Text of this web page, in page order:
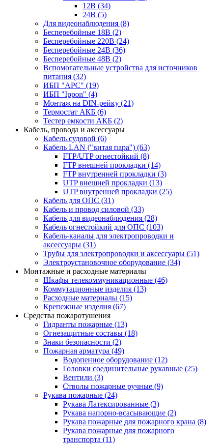
12В (34)
24В (5)
Для видеонаблюдения (8)
Бесперебойные 18В (2)
Бесперебойные 220В (24)
Бесперебойные 24В (36)
Бесперебойные 48В (2)
Вспомогательные устройства для источников
питания (32)
ИБП "APC" (19)
ИБП "Ippon" (4)
Монтаж на DIN-рейку (21)
Термостат АКБ (6)
Тестер емкости АКБ (2)
Кабель, провода и аксессуары
Кабель судовой (6)
Кабель LAN ("витая пара") (63)
FTP/UTP огнестойкий (8)
FTP внешней прокладки (14)
FTP внутренней прокладки (3)
UTP внешней прокладки (13)
UTP внутренней прокладки (25)
Кабель для ОПС (31)
Кабель и провод силовой (33)
Кабель для видеонаблюдения (28)
Кабель огнестойкий для ОПС (103)
Кабель-каналы для электропроводки и
аксессуары (31)
Трубы для электропроводки и аксессуары (51)
Электроустановочное оборудование (34)
Монтажные и расходные материалы
Шкафы телекоммуникационные (46)
Коммутационные изделия (13)
Расходные материалы (15)
Крепежные изделия (67)
Средства пожаротушения
Гидранты пожарные (13)
Огнезащитные составы (18)
Знаки безопасности (2)
Пожарная арматура (49)
Водопенное оборудование (12)
Головки соединительные рукавные (25)
Вентили (3)
Стволы пожарные ручные (9)
Рукава пожарные (24)
Рукава Латексированные (3)
Рукава напорно-всасывающие (2)
Рукава пожарные для пожарного крана (8)
Рукава пожарные для пожарного
транспорта (11)